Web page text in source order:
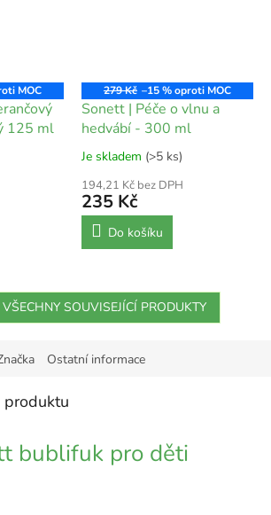
125 ml
279 Kč –15 %
Sonett | Péče o vlnu a
hedvábí - 300 ml
Je skladem (>5 ks)
194,21 Kč bez DPH
235 Kč
Do košíku
SOUVISEJÍCÍ PRODUKTY
Ostatní informace
bublifuk pro děti